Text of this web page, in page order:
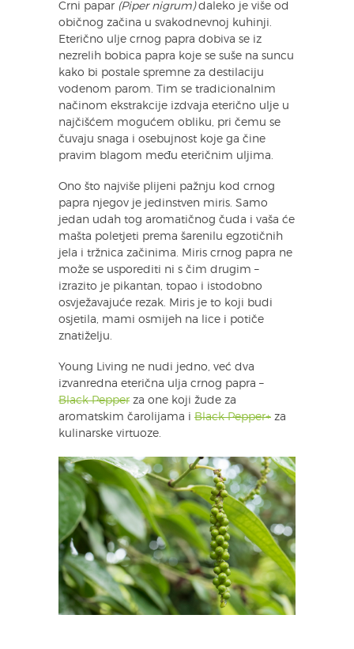
Crni papar (Piper nigrum)daleko je više od
običnog začina u svakodnevnoj kuhinji.
Eterično ulje crnog papra dobiva se iz
nezrelih bobica papra koje se suše na suncu
kako bi postale spremne za destilaciju
vodenom parom. Tim se tradicionalnim
načinom ekstrakcije izdvaja eterično ulje u
najčišćem mogućem obliku, pri čemu se
čuvaju snaga i osebujnost koje ga čine
pravim blagom među eteričnim uljima.
Ono što najviše plijeni pažnju kod crnog
papra njegov je jedinstven miris. Samo
jedan udah tog aromatičnog čuda i vaša će
mašta poletjeti prema šarenilu egzotičnih
jela i tržnica začinima. Miris crnog papra ne
može se usporediti ni s čim drugim –
izrazito je pikantan, topao i istodobno
osvježavajuće rezak. Miris je to koji budi
osjetila, mami osmijeh na lice i potiče
znatiželju.
Young Living ne nudi jedno, već dva
izvanredna eterična ulja crnog papra –
Black Pepper za one koji žude za
aromatskim čarolijama i Black Pepper+ za
kulinarske virtuoze.